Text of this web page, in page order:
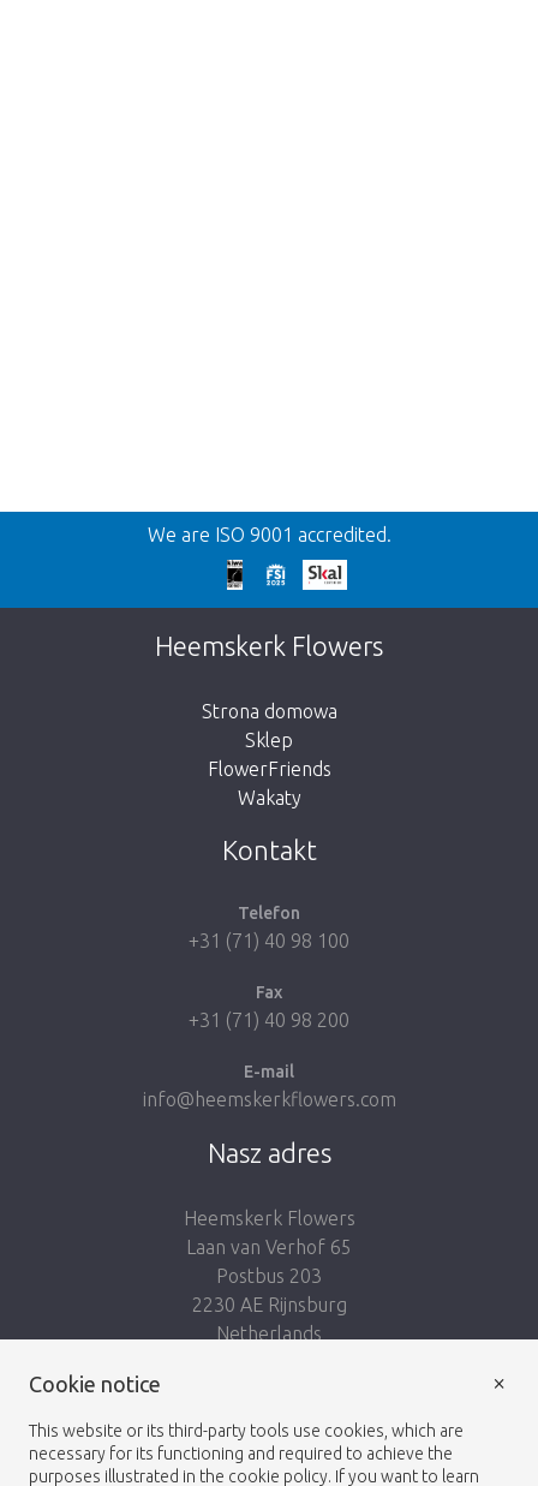
Wroc
We're sorry
This page does not exist. Click on the
button below to return to the shop.
Take me back to the shop
We are ISO 9001 accredited.
Heemskerk Flowers
Strona domowa
Sklep
FlowerFriends
Wakaty
Kontakt
Telefon
+31 (71) 40 98 100
Fax
+31 (71) 40 98 200
E-mail
info@heemskerkflowers.com
Nasz adres
Heemskerk Flowers
Laan van Verhof 65
Postbus 203
2230 AE Rijnsburg
Netherlands
Cookie notice
This website or its third-party tools use cookies, which are
necessary for its functioning and required to achieve the
purposes illustrated in the cookie policy. If you want to learn
×